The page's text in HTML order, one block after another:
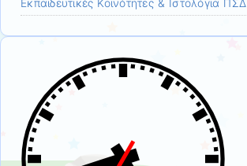
Εκπαιδευτικές Κοινότητες & Ιστολόγια ΠΣΔ